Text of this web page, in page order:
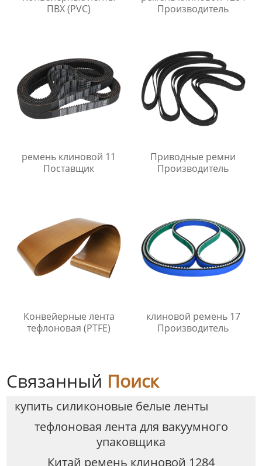
ПВХ (PVC)
Производитель
ремень клиновой 11
Поставщик
Приводные ремни
Производитель
Конвейерные лента
тефлоновая (PTFE)
клиновой ремень 17
Производитель
Связанный Поиск
купить силиконовые белые ленты
тефлоновая лента для вакуумного
упаковщика
Китай ремень клиновой 1284